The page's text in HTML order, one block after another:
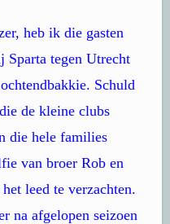
heb ik die gasten
Sparta tegen Utrecht
Schuld
de kleine clubs
die hele families
van broer Rob en
leed te verzachten.
na afgelopen seizoen